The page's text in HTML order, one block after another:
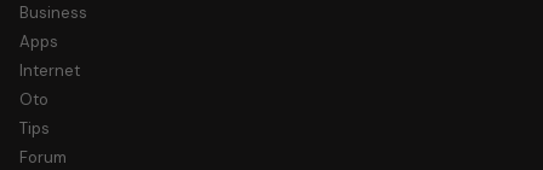
Business
Apps
Internet
Oto
Tips
Forum